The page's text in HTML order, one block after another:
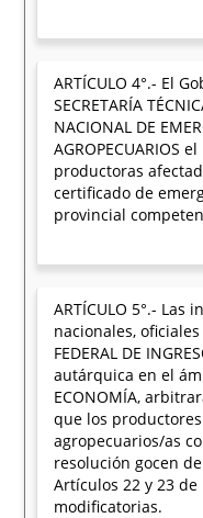
ARTÍCULO 4°.- El
SECRETARÍA
NACIONAL DE
AGROPECUARIOS
productoras
certificado de
provincial
ARTÍCULO 5°.- Las
nacionales, oficiales
FEDERAL DE
autárquica en el
ECONOMÍA,
que los
agropecuarios/as
resolución gocen
Artículos 22 y 23 de
modificatorias.